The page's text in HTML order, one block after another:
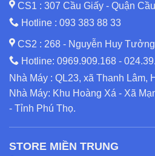
CS1 : 307 Cầu Giấy - Quận
Hotline : 093 383 88 33
CS2 : 268 - Nguyễn Huy
Hotline: 0969.909.168 -
Nhà Máy : QL23, xã Thanh Lâm,
Nhà Máy: Khu Hoàng Xá - Xã
- Tỉnh Phú Thọ.
STORE MIỀN TRUNG